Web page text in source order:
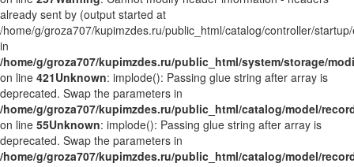
already sent by (output started at
/home/g/groza707/kupimzdes.ru/public_html/catalog/controller/
in
/home/g/groza707/kupimzdes.ru/public_html/system/storage/
on line 421Unknown: implode(): Passing glue string after array is
deprecated. Swap the parameters in
/home/g/groza707/kupimzdes.ru/public_html/catalog/model/
on line 55Unknown: implode(): Passing glue string after array is
deprecated. Swap the parameters in
/home/g/groza707/kupimzdes.ru/public_html/catalog/model/